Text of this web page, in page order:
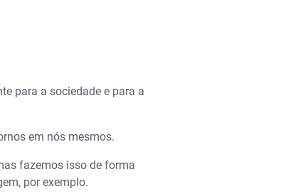
para a sociedade e para a
em nós mesmos.
fazemos isso de forma
por exemplo.